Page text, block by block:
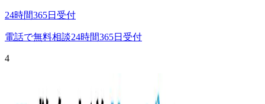
24時間365日受付
電話で無料相談24時間365日受付
4